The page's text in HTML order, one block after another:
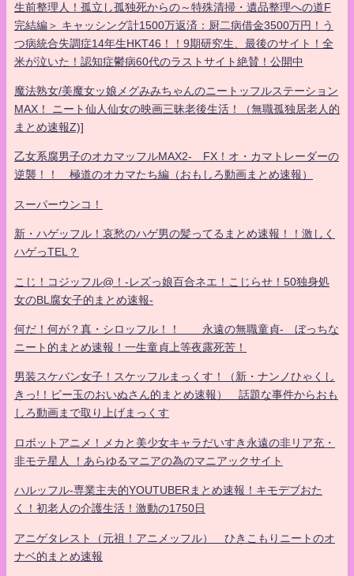
生前整理人！孤立し孤独死からの～特殊清掃・遺品整理への道F
完結編＞ キャッシング計1500万返済：厨二病借金3500万円！う
つ病統合失調症14年生HKT46！！9期研究生、最後のサイト！全
米が泣いた！認知症鬱病60代のラストサイト絶賛！公開中
魔法熟女/美魔女ッ娘メグみみちゃんのニートッフルステーション
MAX！ ニート仙人仙女の映画三昧老後生活！（無職孤独居老人的
まとめ速報Z)]
乙女系腐男子のオカマッフルMAX2- FX！オ・カマトレーダーの
逆襲！！ 極道のオカマたち編（おもしろ動画まとめ速報）
スーパーウンコ！
新・ハゲッフル！哀愁のハゲ男の髪ってるまとめ速報！！激しく
ハゲっTEL？
こじ！コジッフル@！-レズっ娘百合ネエ！こじらせ！50独身処
女のBL腐女子的まとめ速報-
何だ！何が？真・シロッフル！！ 永遠の無職童貞- ぼっちな
ニート的まとめ速報！一生童貞上等夜露死苦！
男装スケバン女子！スケッフルまっくす！（新・ナンノひゃくし
きっ!！ビー玉のおいぬさん的まとめ速報） 話題な事件からおも
しろ動画まで取り上げまっくす
ロボットアニメ！メカと美少女キャラだいすき永遠の非リア充・
非モテ星人 ！あらゆるマニアの為のマニアックサイト
ハルッフル-専業主夫的YOUTUBERまとめ速報！キモデブおた
く！初老人の介護生活！激動の1750日
アニゲタレスト（元祖！アニメッフル） ひきこもりニートのオ
ナベ的まとめ速報